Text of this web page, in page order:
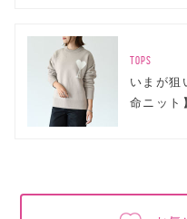
TOPS
いまが
命ニット